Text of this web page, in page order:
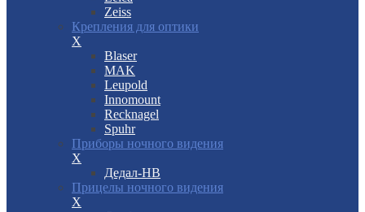
Zeiss
Крепления для оптики
X
Blaser
MAK
Leupold
Innomount
Recknagel
Spuhr
Приборы ночного видения
X
Дедал-НВ
Прицелы ночного видения
X